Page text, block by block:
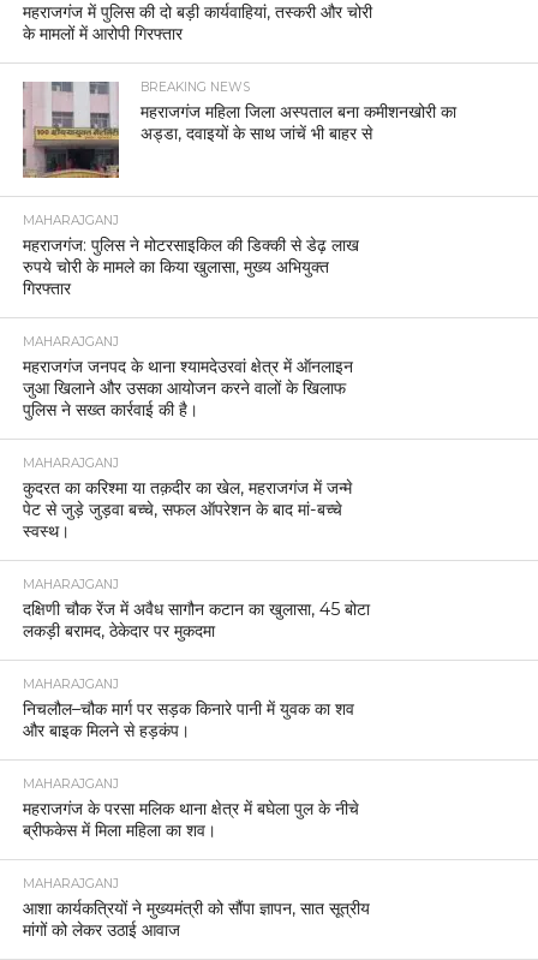
महराजगंज में पुलिस की दो बड़ी कार्यवाहियां, तस्करी और चोरी
के मामलों में आरोपी गिरफ्तार
BREAKING NEWS
महराजगंज महिला जिला अस्पताल बना कमीशनखोरी का
अड्डा, दवाइयों के साथ जांचें भी बाहर से
MAHARAJGANJ
महराजगंज: पुलिस ने मोटरसाइकिल की डिक्की से डेढ़ लाख
रुपये चोरी के मामले का किया खुलासा, मुख्य अभियुक्त
गिरफ्तार
MAHARAJGANJ
महराजगंज जनपद के थाना श्यामदेउरवां क्षेत्र में ऑनलाइन
जुआ खिलाने और उसका आयोजन करने वालों के खिलाफ
पुलिस ने सख्त कार्रवाई की है।
MAHARAJGANJ
कुदरत का करिश्मा या तक़दीर का खेल, महराजगंज में जन्मे
पेट से जुड़े जुड़वा बच्चे, सफल ऑपरेशन के बाद मां-बच्चे
स्वस्थ।
MAHARAJGANJ
दक्षिणी चौक रेंज में अवैध सागौन कटान का खुलासा, 45 बोटा
लकड़ी बरामद, ठेकेदार पर मुकदमा
MAHARAJGANJ
निचलौल–चौक मार्ग पर सड़क किनारे पानी में युवक का शव
और बाइक मिलने से हड़कंप।
MAHARAJGANJ
महराजगंज के परसा मलिक थाना क्षेत्र में बघेला पुल के नीचे
ब्रीफकेस में मिला महिला का शव।
MAHARAJGANJ
आशा कार्यकत्रियों ने मुख्यमंत्री को सौंपा ज्ञापन, सात सूत्रीय
मांगों को लेकर उठाई आवाज